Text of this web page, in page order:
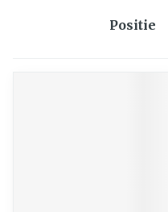
Sorteer op: